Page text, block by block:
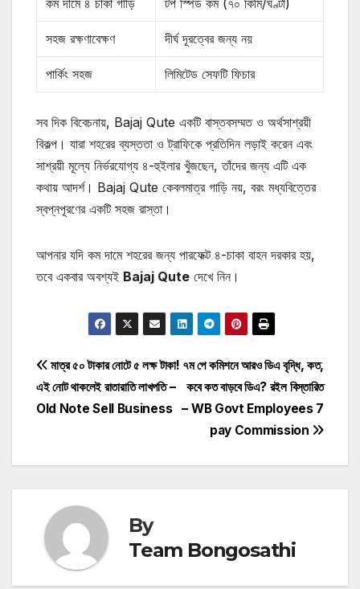
কম দামে ৪ চাকা গাড়ি টপ স্পিড কম (৭০ কিমি/ঘণ্টা)
সহজ রক্ষণাবেক্ষণ দীর্ঘ দূরত্বের জন্য নয়
পার্কিং সহজ লিমিটেড সেফটি ফিচার
সব দিক বিবেচনায়, Bajaj Qute একটি বাস্তবসম্মত ও অর্থসাশ্রয়ী
বিকল্প। যারা শহরের ব্যস্ততা ও ট্রাফিকে প্রতিদিন লড়াই করেন এবং
সাশ্রয়ী মূল্যে নির্ভরযোগ্য ৪-হুইলার খুঁজছেন, তাঁদের জন্য এটি এক
কথায় আদর্শ। Bajaj Qute কেবলমাত্র গাড়ি নয়, বরং মধ্যবিত্তের
স্বপ্নপূরণের একটি সহজ রাস্তা।
আপনার যদি কম দামে শহরের জন্য পারফেক্ট ৪-চাকা বাহন দরকার হয়,
তবে একবার অবশ্যই Bajaj Qute দেখে নিন।
Post
navigation
৭ম পে কমিশনে আরও ডিএ বৃদ্ধি, কত,
কবে কত বাড়বে ডিএ? রইল বিস্তারিত
– WB Govt Employees 7
pay Commission
মাত্র ৫০ টাকার নোটে ৫ লক্ষ টাকা!
এই নোট থাকলেই রাতারাতি লাখপতি –
Old Note Sell Business
By
Team Bongosathi